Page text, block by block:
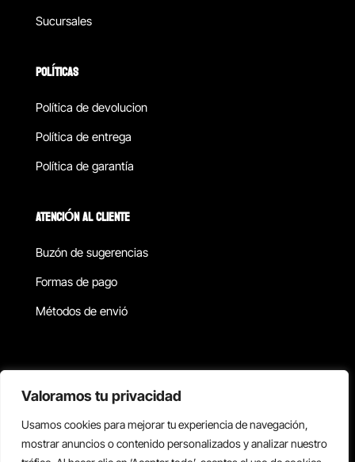
Valoramos tu privacidad
Usamos cookies para mejorar tu experiencia de navegación,
mostrar anuncios o contenido personalizados y analizar nuestro
Sucursales
POLÍTICAS
Política de devolucion
Política de entrega
Política de garantía
ATENCIÓN AL CLIENTE
Buzón de sugerencias
Formas de pago
Métodos de envió
Copyright © 2026 Reisix. Todos los derechos reservados.